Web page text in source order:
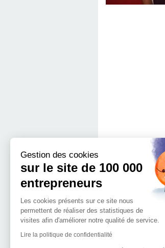
QUI SOMMES-
Notre impact
L'implantation
géographique
entrepreneurs
L'équipe de 100
Gestion des cookies
sur le site de 100 000
entrepreneurs
Les cookies présents sur ce site nous
permettent de réaliser des statistiques de
visites afin d'améliorer notre qualité de service.
Lire la politique de confidentialité